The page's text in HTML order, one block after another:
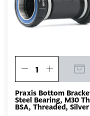
Praxis Bottom
Steel Bearing, M30
BSA, Threaded, Silver